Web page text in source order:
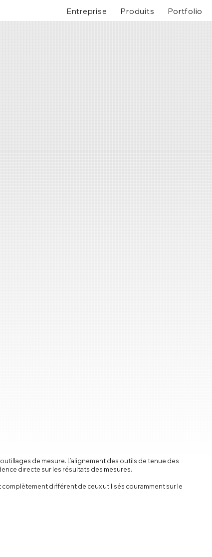
Entreprise Produits Portfolio
de mesure. L’alignement des outils de tenue des
directe sur les résultats des mesures.
différent de ceux utilisés couramment sur le